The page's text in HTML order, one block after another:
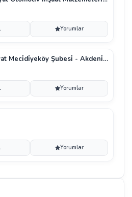
Yorumlar
Akdeni̇z Nakli̇yat Meci̇di̇yeköy Şubesi̇ - Akdeni̇z Nakl
Yorumlar
Yorumlar